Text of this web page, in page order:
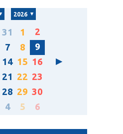
2026
31 1
2
7 8
9
14 15 16
21 22 23
28 29 30
4 5 6